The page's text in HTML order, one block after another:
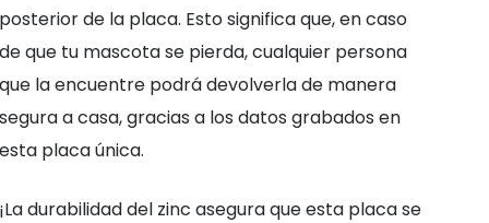
de la placa. Esto significa que, en caso
que tu mascota se pierda, cualquier persona
la encuentre podrá devolverla de manera
a casa, gracias a los datos grabados en
placa única.
durabilidad del zinc asegura que esta placa se